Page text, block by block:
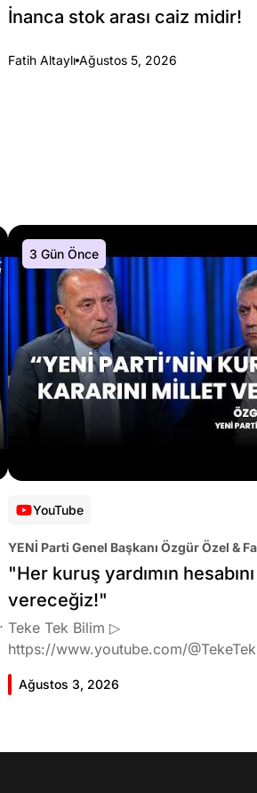
İnanca stok arası caiz midir!
Fatih Altaylı Ağustos 5, 2026
3 Gün Önce
YouTube
YENİ Parti Genel Başkanı Özgür Özel &
"Her kuruş yardımın hesabını
vereceğiz!"
Teke Tek Bilim ▷
https://www.youtube.com/@TekeTekBilim
Giriş 01:58 Butlan kararı 05:58 Butlan
meselesi? 11:32 Kılıçdaroğlu bu
30:09 AK Parti'ye geçişlerin
Ağustos 3, 2026